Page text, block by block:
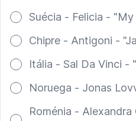
Suécia - Felicia -
Chipre - Antigoni -
Itália - Sal Da Vinci -
Noruega - Jonas
Roménia -